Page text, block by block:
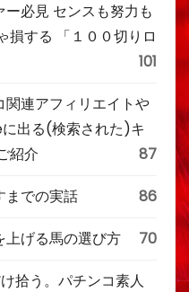
必見 センスも努力も
損する 「１００切りロ
101
関連アフィリエイトや
出る(検索された)キ
紹介
87
までの実話 86
上げる馬の選び方 70
拾う。パチンコ素人